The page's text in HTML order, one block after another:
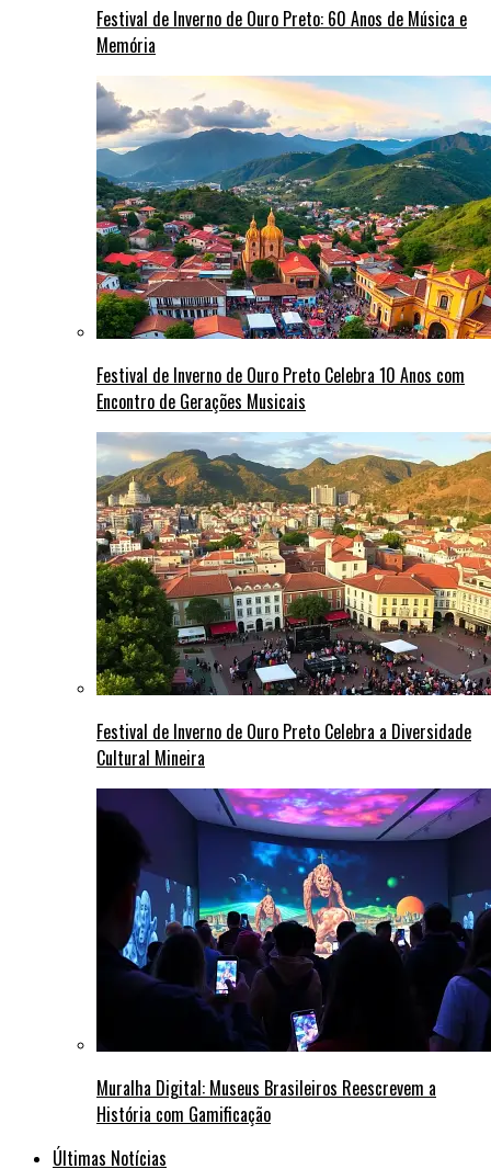
Festival de Inverno de Ouro Preto: 60 Anos de Música e
Memória
Festival de Inverno de Ouro Preto Celebra 10 Anos com
Encontro de Gerações Musicais
Festival de Inverno de Ouro Preto Celebra a Diversidade
Cultural Mineira
Muralha Digital: Museus Brasileiros Reescrevem a
História com Gamificação
Últimas Notícias